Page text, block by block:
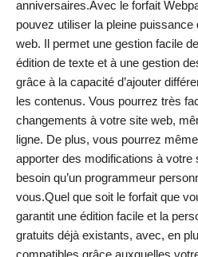
anniversaires.Avec le forfait
pouvez utiliser la pleine
web. Il permet une gestion facile
édition de texte et à une gestion
grâce à la capacité d’ajouter
les contenus. Vous pourrez très
changements à votre site web,
ligne. De plus, vous pourrez
apporter des modifications à votre
besoin qu’un programmeur
vous.Quel que soit le forfait que
garantit une édition facile et la
gratuits déjà existants, avec, en
compatibles grâce auxquelles